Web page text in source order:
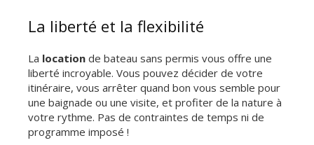
La liberté et la flexibilité
La location de bateau sans permis vous offre une
liberté incroyable. Vous pouvez décider de votre
itinéraire, vous arrêter quand bon vous semble pour
une baignade ou une visite, et profiter de la nature à
votre rythme. Pas de contraintes de temps ni de
programme imposé !